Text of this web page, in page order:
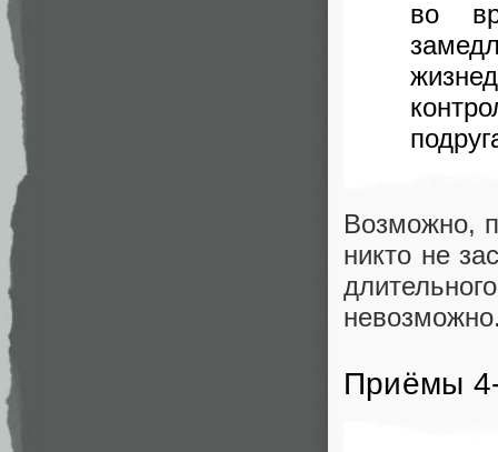
во
Возможно,
никто не
Приёмы